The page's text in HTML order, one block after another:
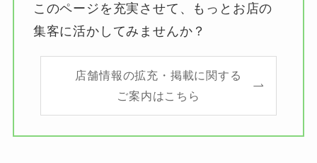
このページを充実させて、もっとお店の
集客に活かしてみませんか？
店舗情報の拡充・掲載に関する
ご案内はこちら